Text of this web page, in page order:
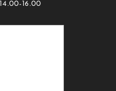
14.00-16.00